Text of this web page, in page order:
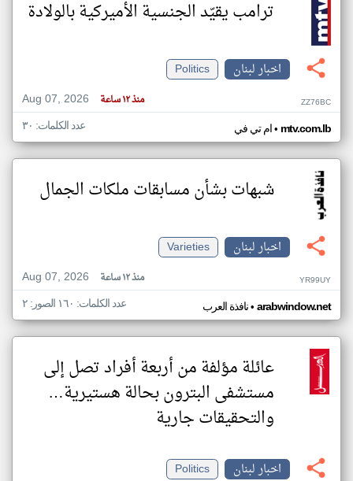
ترامب يقيّد الجنسية الأميركية بالولادة
اخبار لبنان
Politics
Aug 07, 2026
منذ ١٢ ساعة ZZ76BC
ام تي في• mtv.com.lb عدد الكلمات: ٣٠
شبهات بشأن مسابقات ملكات الجمال
اخبار لبنان
Varieties
Aug 07, 2026
منذ ١٢ ساعة YR99UY
نافذة العرب• arabwindow.net عدد الكلمات: ١٦٠ الصور: ٢
عائلة مؤلفة من أربعة أفراد تصل إلى
مستشفى البترون بحالة هستيرية…
والتحقيقات جارية
اخبار لبنان
Politics